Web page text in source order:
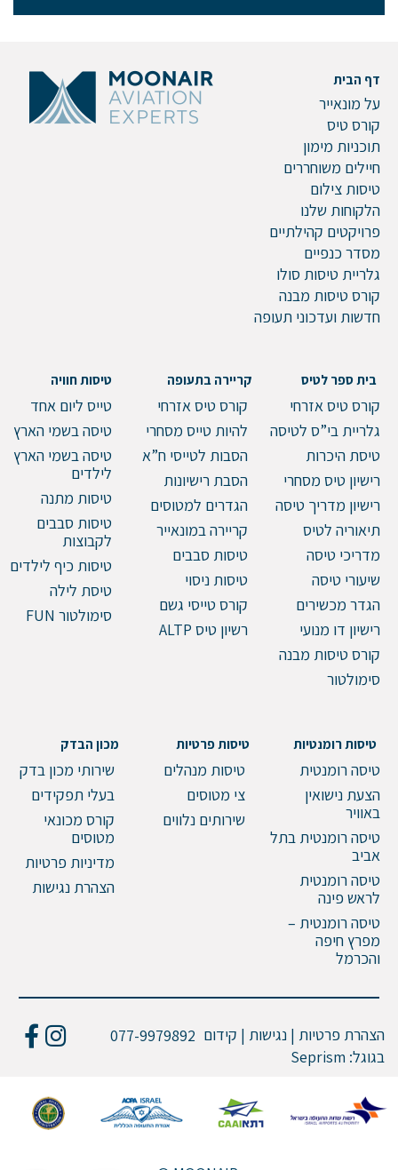
דף הבית
על מונאייר
קורס טיס
תוכניות מימון
חיילים משוחררים
טיסות צילום
הלקוחות שלנו
פרויקטים קהילתיים
מסדר כנפיים
גלריית טיסות סולו
קורס טיסות מבנה
חדשות ועדכוני תעופה
בית ספר לטיס
קורס טיס אזרחי
גלריית בי”ס לטיסה
טיסת היכרות
רישיון טיס מסחרי
רישיון מדריך טיסה
תיאוריה לטיס
מדריכי טיסה
שיעורי טיסה
הגדר מכשירים
רישיון דו מנועי
קורס טיסות מבנה
סימולטור
קריירה בתעופה
קורס טיס אזרחי
להיות טייס מסחרי
הסבות לטייסי ח”א
הסבת רישיונות
הגדרים למטוסים
קריירה במונאייר
טיסות סבבים
טיסות ניסוי
קורס טייסי גשם
רשיון טיס ALTP
טיסות חוויה
טייס ליום אחד
טיסה בשמי הארץ
טיסה בשמי הארץ
לילדים
טיסות מתנה
טיסות סבבים
לקבוצות
טיסות כיף לילדים
טיסת לילה
סימולטור FUN
טיסות רומנטיות
טיסה רומנטית
הצעת נישואין
באוויר
טיסה רומנטית בתל
אביב
טיסה רומנטית
לראש פינה
טיסה רומנטית –
מפרץ חיפה
והכרמל
טיסות פרטיות
טיסות מנהלים
צי מטוסים
שירותים נלווים
מכון הבדק
שירותי מכון בדק
בעלי תפקידים
קורס מכונאי
מטוסים
מדיניות פרטיות
הצהרת נגישות
הצהרת פרטיות | נגישות | קידום
בגוגל: Seprism
077-9979892
סימן שאתם מעוניינים
נשמח לשוחח אתכם, לענות על כל שאלה
ולעזור לכם להגשים את החלומות שלכם בעולם התעופה.
שם פרטי
דוא"ל
טלפון
הערות ושאלות